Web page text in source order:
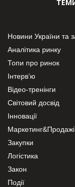
Новини України та
Аналітика ринку
Топи про ринок
Інтерв’ю
Відео-тренінги
Світовий досвід
Інновації
Маркетинг&Продажі
Закупки
Логістика
Закон
Події